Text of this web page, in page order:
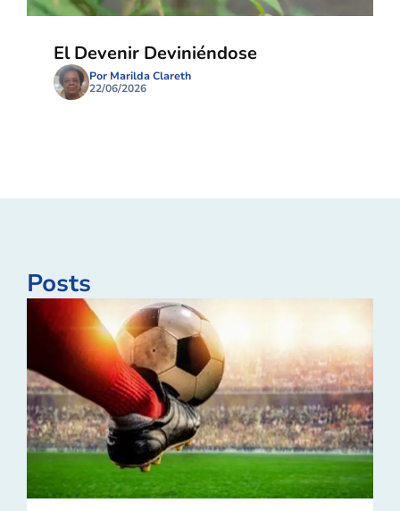
El Devenir Deviniéndose
Por Marilda Clareth
22/06/2026
Posts